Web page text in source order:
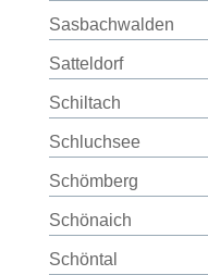
Sasbachwalden
Satteldorf
Schiltach
Schluchsee
Schömberg
Schönaich
Schöntal